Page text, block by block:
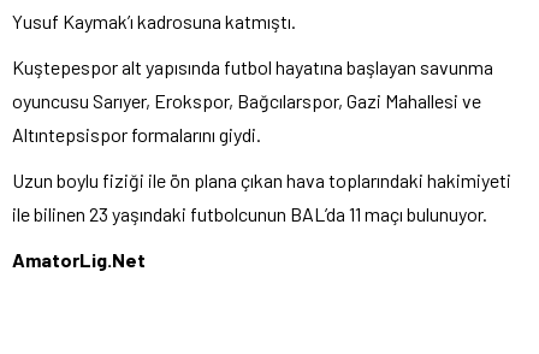
Yusuf Kaymak’ı kadrosuna katmıştı.
Kuştepespor alt yapısında futbol hayatına başlayan savunma
oyuncusu Sarıyer, Erokspor, Bağcılarspor, Gazi Mahallesi ve
Altıntepsispor formalarını giydi.
Uzun boylu fiziği ile ön plana çıkan hava toplarındaki hakimiyeti
ile bilinen 23 yaşındaki futbolcunun BAL’da 11 maçı bulunuyor.
AmatorLig.Net